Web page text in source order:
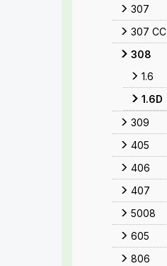
307
307 CC
308
1.6
1.6D
309
405
406
407
5008
605
806